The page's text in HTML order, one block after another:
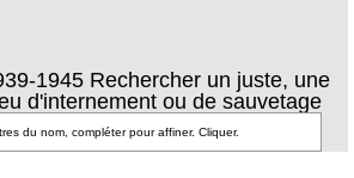
1945 Rechercher un juste, une
d'internement ou de sauvetage